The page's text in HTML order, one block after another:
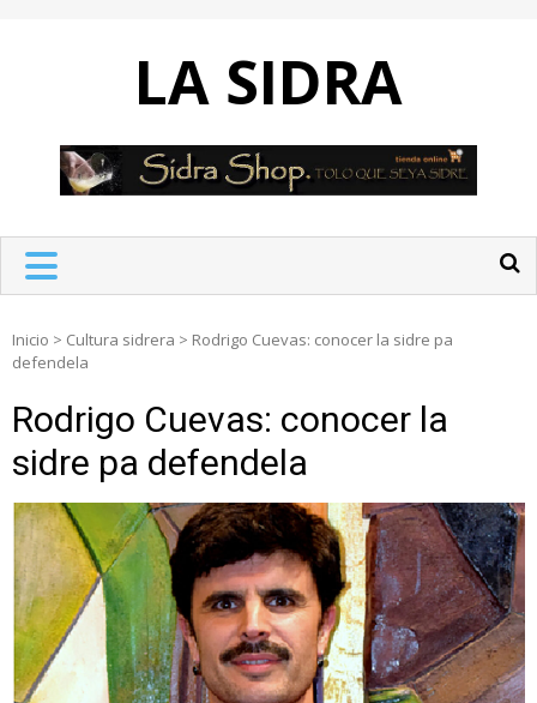
LA SIDRA
Inicio > Cultura sidrera > Rodrigo Cuevas: conocer la sidre pa
defendela
Rodrigo Cuevas: conocer la
sidre pa defendela